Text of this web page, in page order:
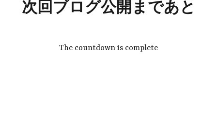
次回ブログ公開まであと
The countdown is complete